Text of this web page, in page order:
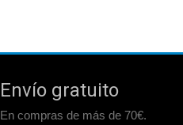
Envío gratuito
En compras de más de 70€.